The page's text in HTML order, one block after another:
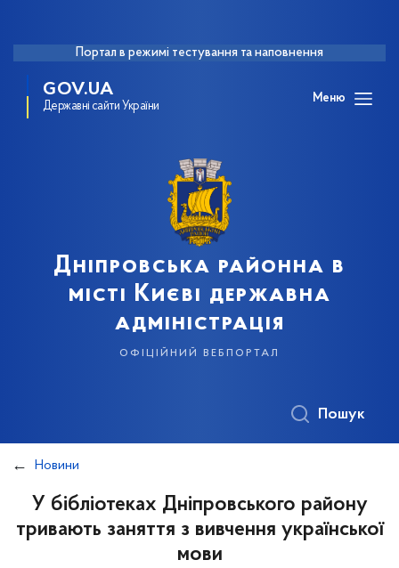
Портал в режимі тестування та наповнення
GOV.UA
Державні сайти України
Меню
Дніпровська районна в
місті Києві державна
адміністрація
офіційний вебпортал
Пошук
Новини
У бібліотеках Дніпровського району
тривають заняття з вивчення української
мови